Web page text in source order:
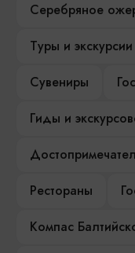
Серебряное
Туры и экскурсии
Сувениры
Гиды и
Рестораны
Компас